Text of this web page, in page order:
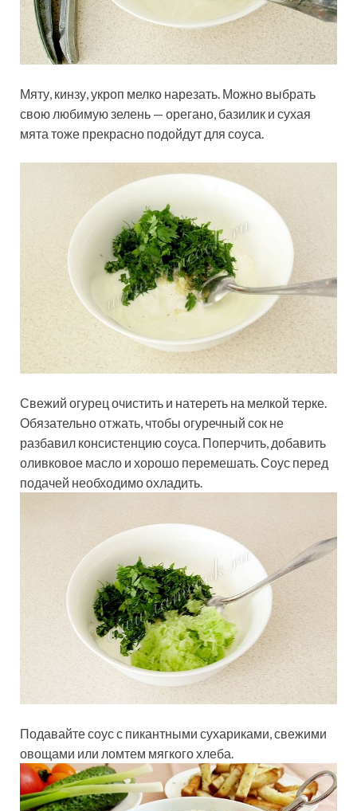
Мяту, кинзу, укроп мелко нарезать. Можно выбрать
свою любимую зелень — орегано, базилик и сухая
мята тоже прекрасно подойдут для соуса.
Свежий огурец очистить и натереть на мелкой терке.
Обязательно отжать, чтобы огуречный сок не
разбавил консистенцию соуса. Поперчить, добавить
оливковое масло и хорошо перемешать. Соус перед
подачей необходимо охладить.
Подавайте соус с пикантными сухариками, свежими
овощами или ломтем мягкого хлеба.